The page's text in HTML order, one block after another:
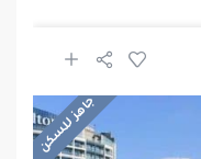
جاهز للسكن